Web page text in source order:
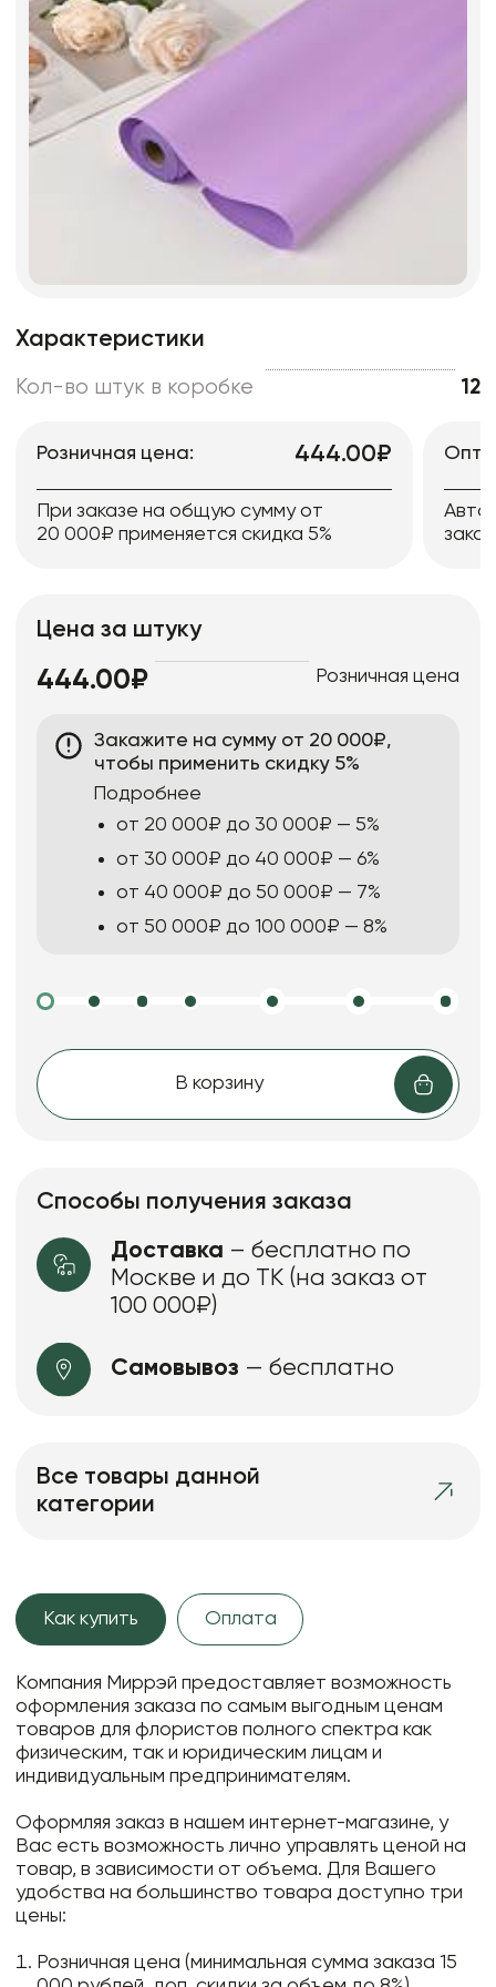
Характеристики
Кол-во штук в коробке 12
Розничная цена: 444.00₽
При заказе на общую сумму от
20 000₽ применяется скидка 5%
Цена за штуку
444.00₽ Розничная цена
Закажите на сумму от 20 000₽,
чтобы применить скидку 5%
Подробнее
от 20 000₽ до 30 000₽ — 5%
от 30 000₽ до 40 000₽ — 6%
от 40 000₽ до 50 000₽ — 7%
от 50 000₽ до 100 000₽ — 8%
В корзину
Способы получения заказа
Доставка – бесплатно по
Москве и до ТК (на заказ от
100 000₽)
Самовывоз — бесплатно
Все товары данной
категории
Как купить Оплата
Компания Миррэй предоставляет возможность
оформления заказа по самым выгодным ценам
товаров для флористов полного спектра как
физическим, так и юридическим лицам и
индивидуальным предпринимателям.
Оформляя заказ в нашем интернет-магазине, у
Вас есть возможность лично управлять ценой на
товар, в зависимости от объема. Для Вашего
удобства на большинство товара доступно три
цены:
Розничная цена (минимальная сумма заказа 15